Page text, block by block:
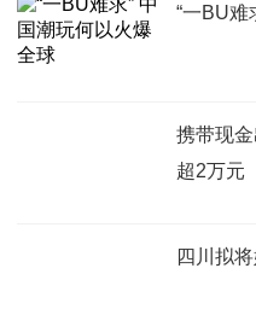
“一BU难
携带现
超2万元
四川拟